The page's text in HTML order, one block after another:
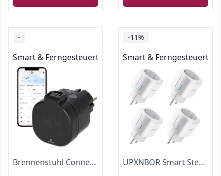
-
Smart & Ferngesteuerte Stecker
Brennenstuhl Connect WLAN Steckdose WA 3600 XS03 für außen IP44, Smart Home
-11%
Smart & Ferngesteuerte
UPXNBOR Smart Steckdose 16 A, WLAN Steckdose mit Strommessung, 4er Pack